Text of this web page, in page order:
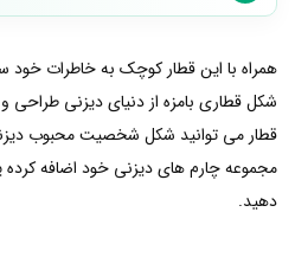
همراه با این قطار کوچک به خاطرات خود
شکل قطاری بامزه از دنیای دیزنی
قطار می توانید شکل شخصیت محبوب
مجموعه چارم های دیزنی خود اضافه کرده
دهید.